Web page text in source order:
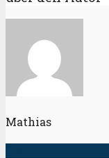
Mathias